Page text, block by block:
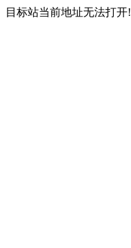
目标站当前地址无法打开!